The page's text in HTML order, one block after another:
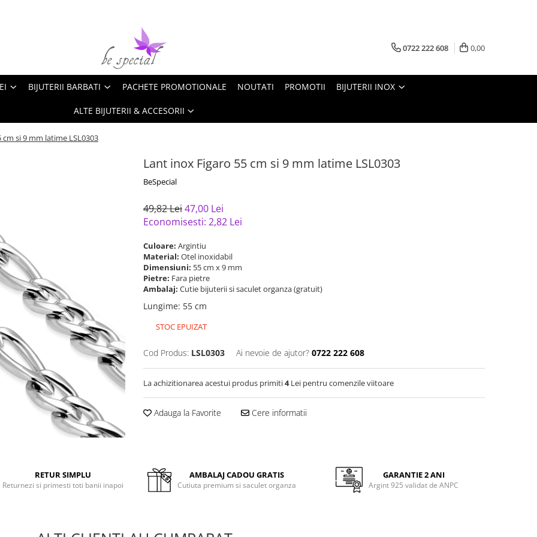
0722 222 608 0,00
BIJUTERII BARBATI PACHETE PROMOTIONALE NOUTATI PROMOTII BIJUTERII INOX
ALTE BIJUTERII & ACCESORII
si 9 mm latime LSL0303
Lant inox Figaro 55 cm si 9 mm latime LSL0303
BeSpecial
49,82 Lei47,00 Lei
Economisesti: 2,82 Lei
Culoare: Argintiu
Material: Otel inoxidabil
Dimensiuni: 55 cm x 9 mm
Pietre: Fara pietre
Ambalaj: Cutie bijuterii si saculet organza (gratuit)
Lungime: 55 cm
STOC EPUIZAT
Cod Produs: LSL0303 Ai nevoie de ajutor? 0722 222 608
La achizitionarea acestui produs primiti4Lei pentru comenzile viitoare
Adauga la Favorite Cere informatii
RETUR SIMPLU
Returnezi si primesti toti banii inapoi
AMBALAJ CADOU GRATIS
Cutiuta premium si saculet organza
GARANTIE 2 ANI
Argint 925 validat de ANPC